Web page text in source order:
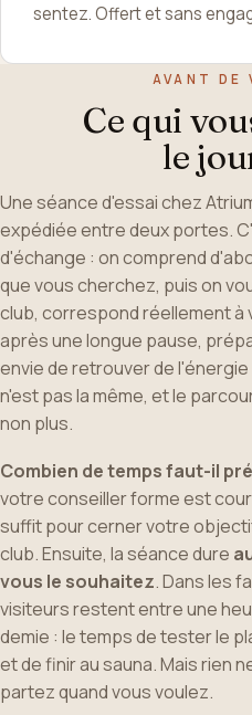
sentez. Offert et sans
AVANT DE
Ce qui
le
Une séance d'essai chez
expédiée entre deux portes.
d'échange : on comprend
que vous cherchez, puis on
club, correspond réellement
après une longue pause,
envie de retrouver de
n'est pas la même, et le
non plus.
Combien de temps faut-il
votre conseiller forme est
suffit pour cerner votre
club. Ensuite, la séance dure
vous le souhaitez. Dans les
visiteurs restent entre une
demie : le temps de tester le
et de finir au sauna. Mais rien
partez quand vous voulez.